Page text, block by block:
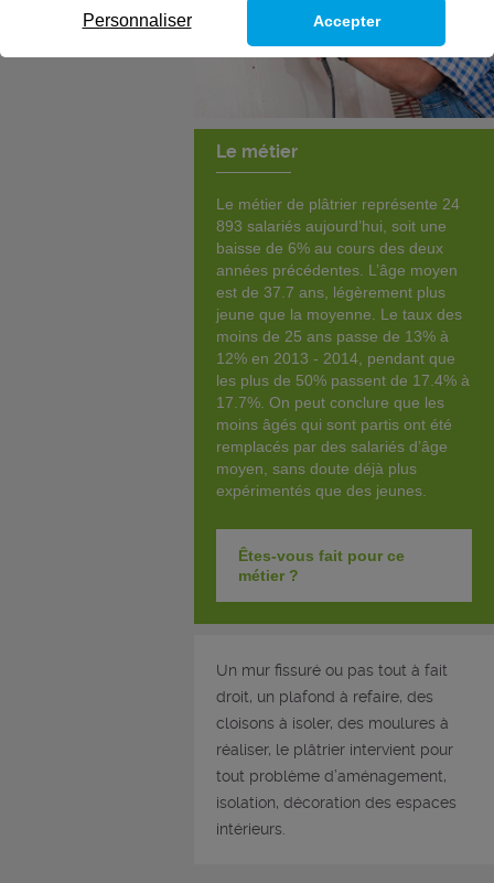
Le métier
Le métier de plâtrier représente 24
893 salariés aujourd’hui, soit une
baisse de 6% au cours des deux
années précédentes. L’âge moyen
est de 37.7 ans, légèrement plus
jeune que la moyenne. Le taux des
moins de 25 ans passe de 13% à
12% en 2013 - 2014, pendant que
les plus de 50% passent de 17.4% à
17.7%. On peut conclure que les
moins âgés qui sont partis ont été
remplacés par des salariés d’âge
moyen, sans doute déjà plus
expérimentés que des jeunes.
Êtes-vous fait pour ce
métier ?
Un mur fissuré ou pas tout à fait
droit, un plafond à refaire, des
cloisons à isoler, des moulures à
réaliser, le plâtrier intervient pour
tout problème d’aménagement,
isolation, décoration des espaces
intérieurs.
Personnaliser Accepter